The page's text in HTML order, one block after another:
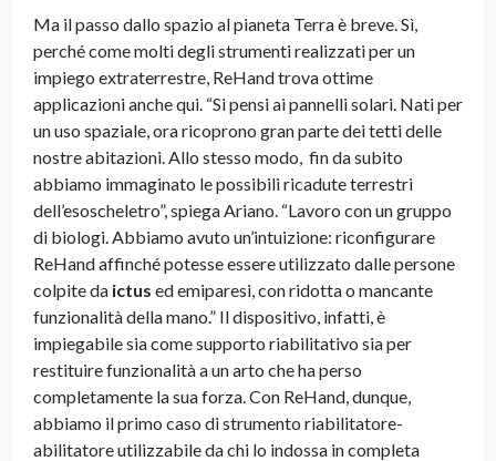
Ma il passo dallo spazio al pianeta Terra è breve. Sì,
perché come molti degli strumenti realizzati per un
impiego extraterrestre, ReHand trova ottime
applicazioni anche qui. “Si pensi ai pannelli solari. Nati per
un uso spaziale, ora ricoprono gran parte dei tetti delle
nostre abitazioni. Allo stesso modo, fin da subito
abbiamo immaginato le possibili ricadute terrestri
dell’esoscheletro”, spiega Ariano. “Lavoro con un gruppo
di biologi. Abbiamo avuto un’intuizione: riconfigurare
ReHand affinché potesse essere utilizzato dalle persone
colpite da ictus ed emiparesi, con ridotta o mancante
funzionalità della mano.” Il dispositivo, infatti, è
impiegabile sia come supporto riabilitativo sia per
restituire funzionalità a un arto che ha perso
completamente la sua forza. Con ReHand, dunque,
abbiamo il primo caso di strumento riabilitatore-
abilitatore utilizzabile da chi lo indossa in completa